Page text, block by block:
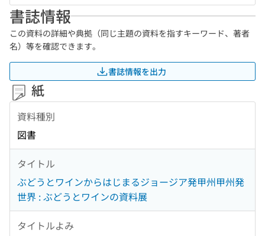
書誌情報
この資料の詳細や典拠（同じ主題の資料を指すキーワード、著者
名）等を確認できます。
書誌情報を出力
紙
資料種別
図書
タイトル
ぶどうとワインからはじまるジョージア発甲州甲州発
世界 : ぶどうとワインの資料展
タイトルよみ